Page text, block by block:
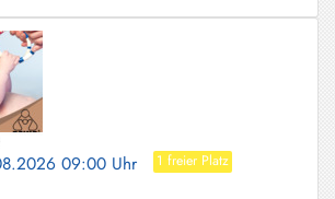
09:00 Uhr 1 freier Platz